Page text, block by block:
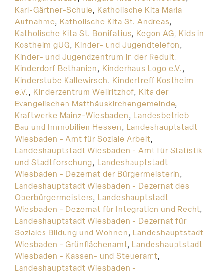
Karl-Gärtner-Schule, Katholische Kita Maria
Aufnahme, Katholische Kita St. Andreas,
Katholische Kita St. Bonifatius, Kegon AG, Kids in
Kostheim gUG, Kinder- und Jugendtelefon,
Kinder- und Jugendzentrum in der Reduit,
Kinderdorf Bethanien, Kinderhaus Logo e.V.,
Kinderstube Kallewirsch, Kindertreff Kostheim
e.V., Kinderzentrum Wellritzhof, Kita der
Evangelischen Matthäuskirchengemeinde,
Kraftwerke Mainz-Wiesbaden, Landesbetrieb
Bau und Immobilien Hessen, Landeshauptstadt
Wiesbaden - Amt für Soziale Arbeit,
Landeshauptstadt Wiesbaden - Amt für Statistik
und Stadtforschung, Landeshauptstadt
Wiesbaden - Dezernat der Bürgermeisterin,
Landeshauptstadt Wiesbaden - Dezernat des
Oberbürgermeisters, Landeshauptstadt
Wiesbaden - Dezernat für Integration und Recht,
Landeshauptstadt Wiesbaden - Dezernat für
Soziales Bildung und Wohnen, Landeshauptstadt
Wiesbaden - Grünflächenamt, Landeshauptstadt
Wiesbaden - Kassen- und Steueramt,
Landeshauptstadt Wiesbaden -